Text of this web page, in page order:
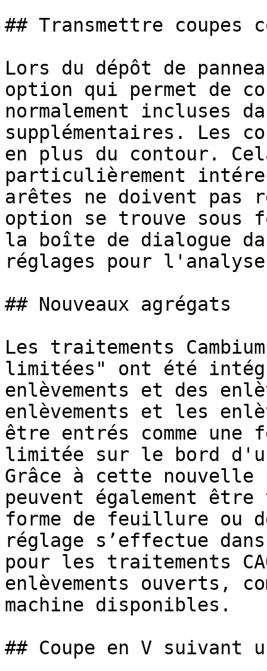
## Transmettre coupes
Lors du dépôt de
option qui permet de
normalement incluses
supplémentaires. Les
en plus du contour.
particulièrement
arêtes ne doivent pas
option se trouve sous
la boîte de dialogue
réglages pour
## Nouveaux agrégats
Les traitements
limitées" ont été
enlèvements et des
enlèvements et les
être entrés comme
limitée sur le bord
Grâce à cette
peuvent également être
forme de feuillure ou
réglage s’effectue
pour les traitements
enlèvements ouverts,
machine disponibles.
## Coupe en V suivant